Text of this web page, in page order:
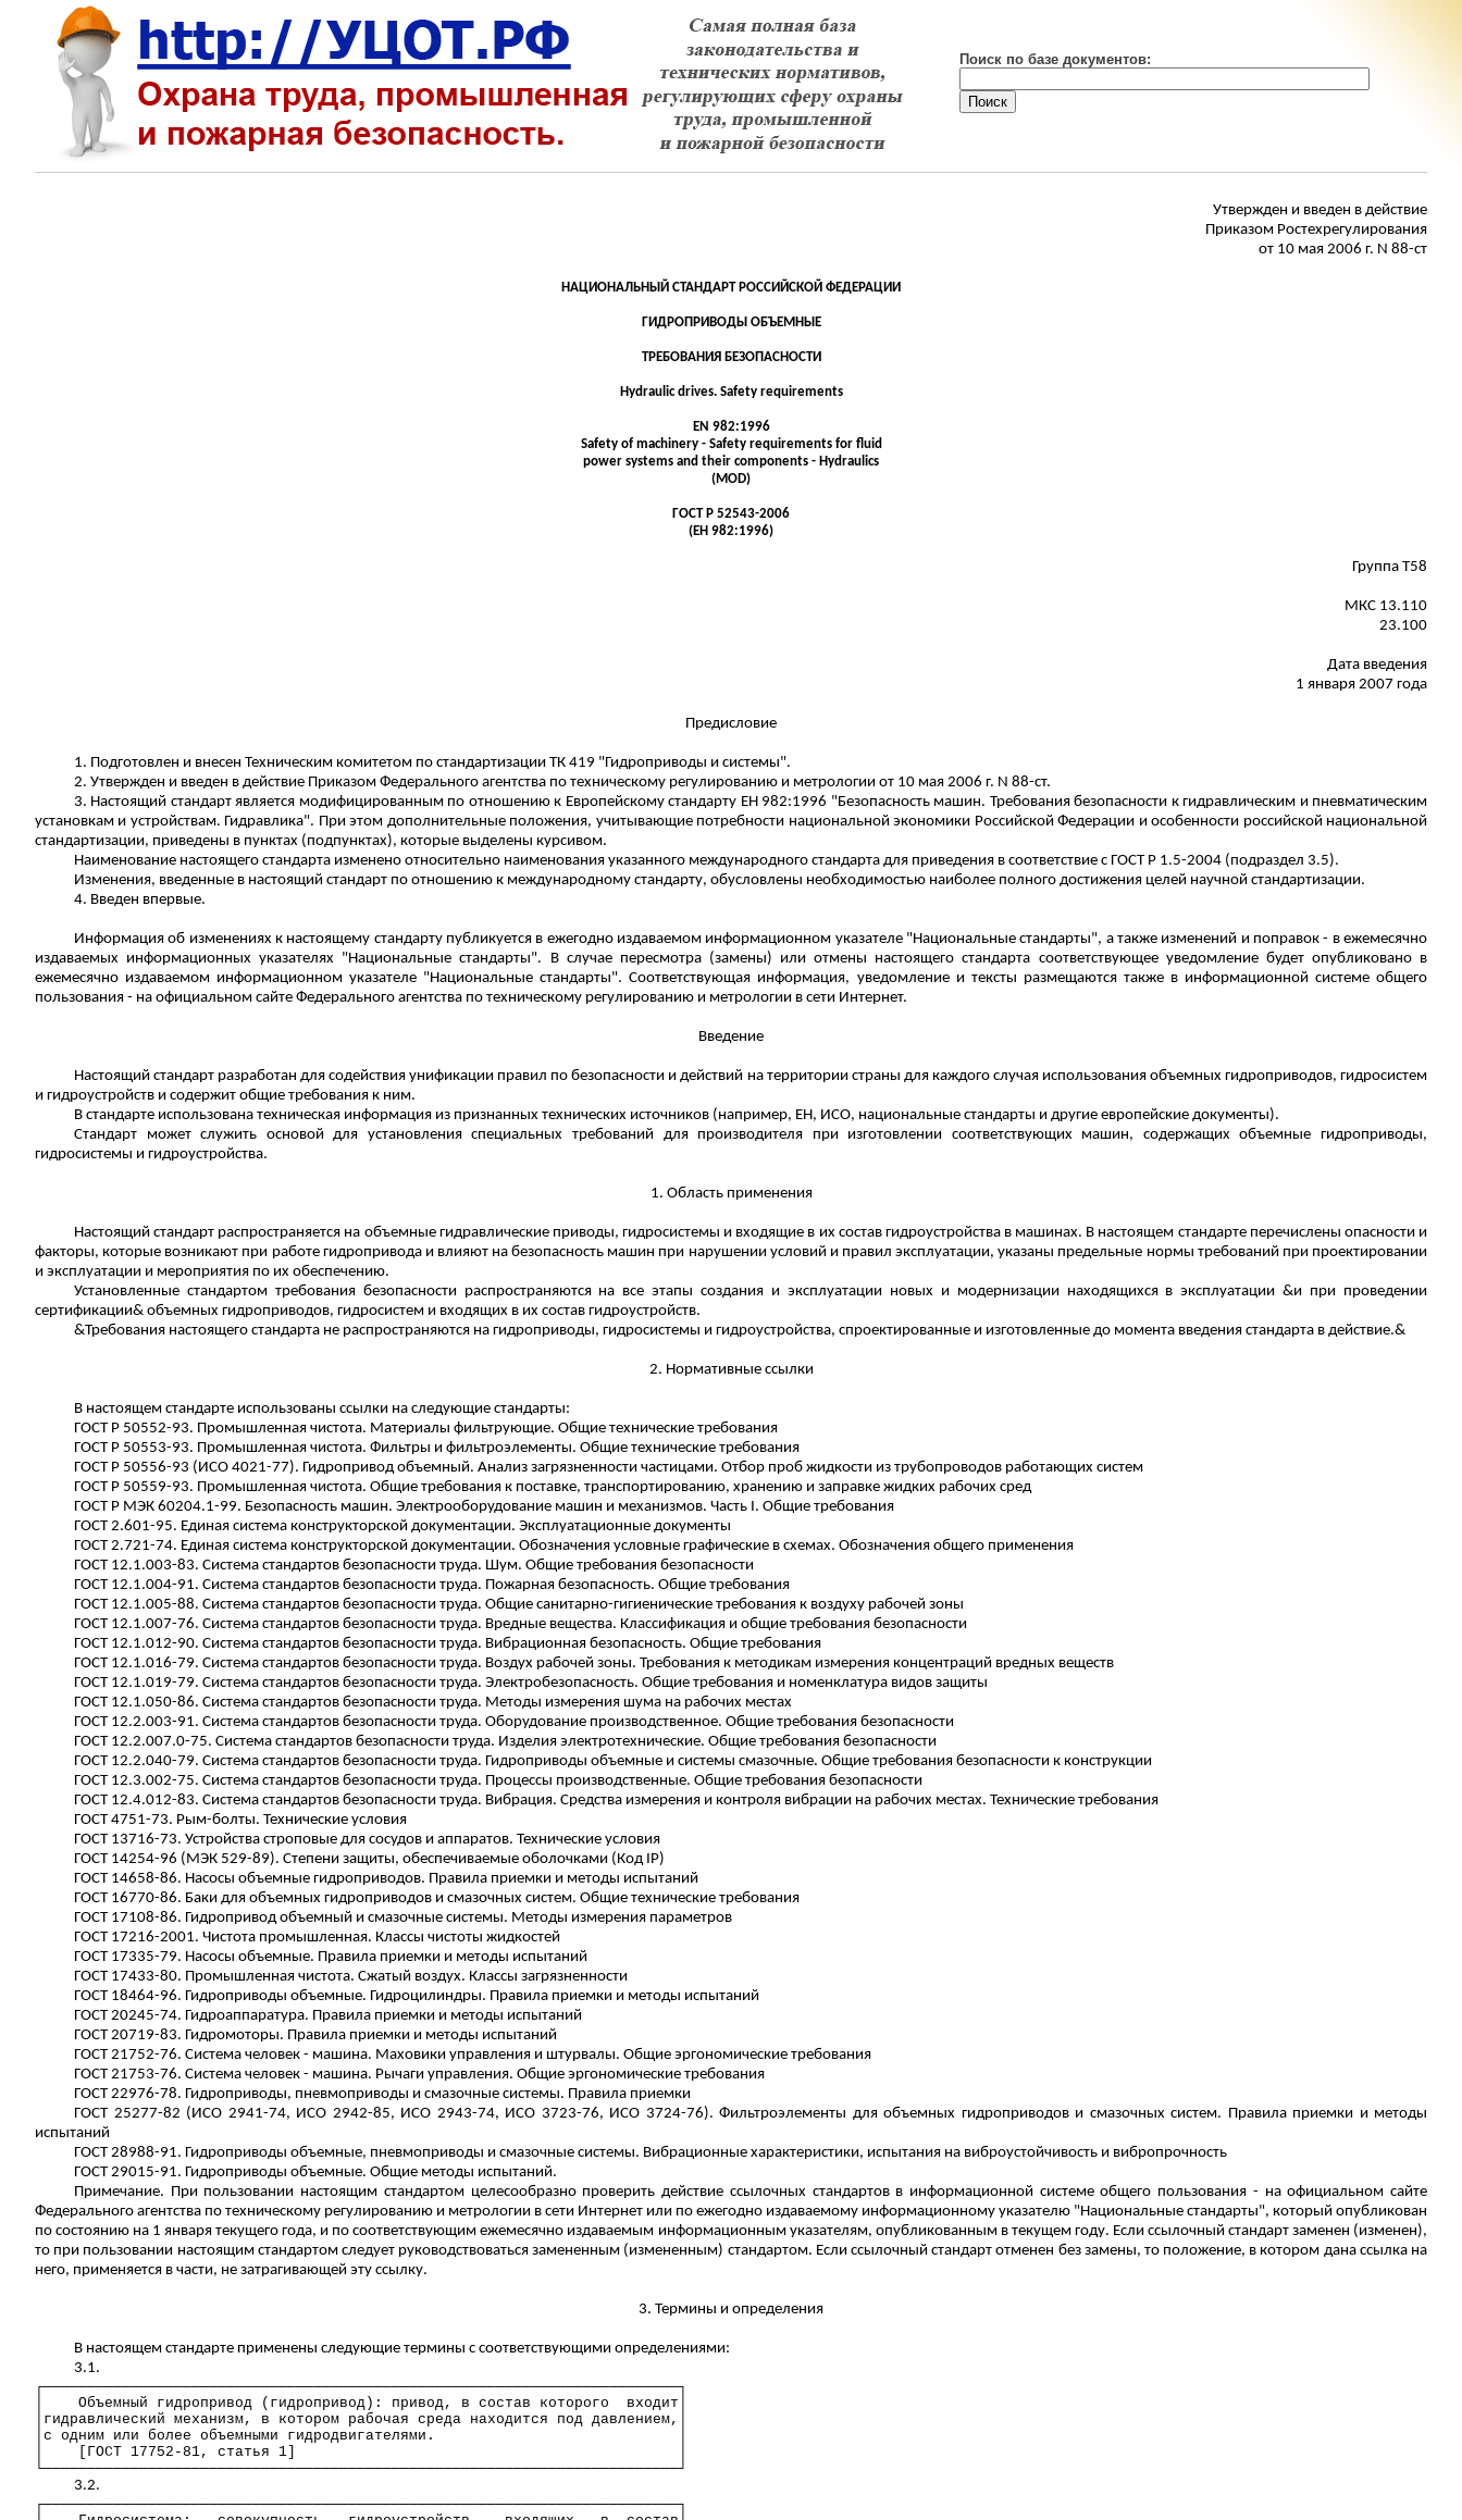
Поиск по базе документов:
Утвержден и введен в действие
Приказом Ростехрегулирования
от 10 мая 2006 г. N 88-ст
НАЦИОНАЛЬНЫЙ СТАНДАРТ РОССИЙСКОЙ ФЕДЕРАЦИИ
ГИДРОПРИВОДЫ ОБЪЕМНЫЕ
ТРЕБОВАНИЯ БЕЗОПАСНОСТИ
Hydraulic drives. Safety requirements
EN 982:1996
Safety of machinery - Safety requirements for fluid
power systems and their components - Hydraulics
(MOD)
ГОСТ Р 52543-2006
(ЕН 982:1996)
Группа Т58
МКС 13.110
23.100
Дата введения
1 января 2007 года
Предисловие
1. Подготовлен и внесен Техническим комитетом по стандартизации ТК 419 "Гидроприводы и системы".
2. Утвержден и введен в действие Приказом Федерального агентства по техническому регулированию и метрологии от 10 мая 2006 г. N 88-ст.
3. Настоящий стандарт является модифицированным по отношению к Европейскому стандарту ЕН 982:1996 "Безопасность машин. Требования безопасности к гидравлическим и пневматическим
установкам и устройствам. Гидравлика". При этом дополнительные положения, учитывающие потребности национальной экономики Российской Федерации и особенности российской национальной
стандартизации, приведены в пунктах (подпунктах), которые выделены курсивом.
Наименование настоящего стандарта изменено относительно наименования указанного международного стандарта для приведения в соответствие с ГОСТ Р 1.5-2004 (подраздел 3.5).
Изменения, введенные в настоящий стандарт по отношению к международному стандарту, обусловлены необходимостью наиболее полного достижения целей научной стандартизации.
4. Введен впервые.
Информация об изменениях к настоящему стандарту публикуется в ежегодно издаваемом информационном указателе "Национальные стандарты", а также изменений и поправок - в ежемесячно
издаваемых информационных указателях "Национальные стандарты". В случае пересмотра (замены) или отмены настоящего стандарта соответствующее уведомление будет опубликовано в
ежемесячно издаваемом информационном указателе "Национальные стандарты". Соответствующая информация, уведомление и тексты размещаются также в информационной системе общего
пользования - на официальном сайте Федерального агентства по техническому регулированию и метрологии в сети Интернет.
Введение
Настоящий стандарт разработан для содействия унификации правил по безопасности и действий на территории страны для каждого случая использования объемных гидроприводов, гидросистем
и гидроустройств и содержит общие требования к ним.
В стандарте использована техническая информация из признанных технических источников (например, ЕН, ИСО, национальные стандарты и другие европейские документы).
Стандарт может служить основой для установления специальных требований для производителя при изготовлении соответствующих машин, содержащих объемные гидроприводы,
гидросистемы и гидроустройства.
1. Область применения
Настоящий стандарт распространяется на объемные гидравлические приводы, гидросистемы и входящие в их состав гидроустройствав машинах. В настоящем стандарте перечислены опасности и
факторы, которые возникают при работе гидропривода и влияют на безопасность машин при нарушении условий и правил эксплуатации, указаны предельные нормы требований при проектировании
и эксплуатации и мероприятия по их обеспечению.
Установленные стандартом требования безопасности распространяются на все этапы создания и эксплуатации новых и модернизации находящихся в эксплуатации &и при проведении
сертификации& объемных гидроприводов, гидросистем и входящих в их состав гидроустройств.
&Требования настоящего стандарта не распространяются на гидроприводы, гидросистемы и гидроустройства, спроектированные и изготовленные до момента введения стандарта в действие.&
2. Нормативные ссылки
В настоящем стандарте использованы ссылки на следующие стандарты:
ГОСТ Р 50552-93. Промышленная чистота. Материалы фильтрующие. Общие технические требования
ГОСТ Р 50553-93. Промышленная чистота. Фильтры и фильтроэлементы. Общие технические требования
ГОСТ Р 50556-93 (ИСО 4021-77). Гидропривод объемный. Анализ загрязненности частицами. Отбор проб жидкости из трубопроводов работающих систем
ГОСТ Р 50559-93. Промышленная чистота. Общие требования к поставке, транспортированию, хранению и заправке жидких рабочих сред
ГОСТ Р МЭК 60204.1-99. Безопасность машин. Электрооборудование машин и механизмов. Часть I. Общие требования
ГОСТ 2.601-95. Единая система конструкторской документации. Эксплуатационные документы
ГОСТ 2.721-74. Единая система конструкторской документации. Обозначения условные графические в схемах. Обозначения общего применения
ГОСТ 12.1.003-83. Система стандартов безопасности труда. Шум. Общие требования безопасности
ГОСТ 12.1.004-91. Система стандартов безопасности труда. Пожарная безопасность. Общие требования
ГОСТ 12.1.005-88. Система стандартов безопасности труда. Общие санитарно-гигиенические требования к воздуху рабочей зоны
ГОСТ 12.1.007-76. Система стандартов безопасности труда. Вредные вещества. Классификация и общие требования безопасности
ГОСТ 12.1.012-90. Система стандартов безопасности труда. Вибрационная безопасность. Общие требования
ГОСТ 12.1.016-79. Система стандартов безопасности труда. Воздух рабочей зоны. Требования к методикам измерения концентраций вредных веществ
ГОСТ 12.1.019-79. Система стандартов безопасности труда. Электробезопасность. Общие требования и номенклатура видов защиты
ГОСТ 12.1.050-86. Система стандартов безопасности труда. Методы измерения шума на рабочих местах
ГОСТ 12.2.003-91. Система стандартов безопасности труда. Оборудование производственное. Общие требования безопасности
ГОСТ 12.2.007.0-75. Система стандартов безопасности труда. Изделия электротехнические. Общие требования безопасности
ГОСТ 12.2.040-79. Система стандартов безопасности труда. Гидроприводы объемные и системы смазочные. Общие требования безопасности к конструкции
ГОСТ 12.3.002-75. Система стандартов безопасности труда. Процессы производственные. Общие требования безопасности
ГОСТ 12.4.012-83. Система стандартов безопасности труда. Вибрация. Средства измерения и контроля вибрации на рабочих местах. Технические требования
ГОСТ 4751-73. Рым-болты. Технические условия
ГОСТ 13716-73. Устройства строповые для сосудов и аппаратов. Технические условия
ГОСТ 14254-96 (МЭК 529-89). Степени защиты, обеспечиваемые оболочками (Код IP)
ГОСТ 14658-86. Насосы объемные гидроприводов. Правила приемки и методы испытаний
ГОСТ 16770-86. Баки для объемных гидроприводов и смазочных систем. Общие технические требования
ГОСТ 17108-86. Гидропривод объемный и смазочные системы. Методы измерения параметров
ГОСТ 17216-2001. Чистота промышленная. Классы чистоты жидкостей
ГОСТ 17335-79. Насосы объемные. Правила приемки и методы испытаний
ГОСТ 17433-80. Промышленная чистота. Сжатый воздух. Классы загрязненности
ГОСТ 18464-96. Гидроприводы объемные. Гидроцилиндры. Правила приемки и методы испытаний
ГОСТ 20245-74. Гидроаппаратура. Правила приемки и методы испытаний
ГОСТ 20719-83. Гидромоторы. Правила приемки и методы испытаний
ГОСТ 21752-76. Система человек - машина. Маховики управления и штурвалы. Общие эргономические требования
ГОСТ 21753-76. Система человек - машина. Рычаги управления. Общие эргономические требования
ГОСТ 22976-78. Гидроприводы, пневмоприводы и смазочные системы. Правила приемки
ГОСТ 25277-82 (ИСО 2941-74, ИСО 2942-85, ИСО 2943-74, ИСО 3723-76, ИСО 3724-76). Фильтроэлементы для объемных гидроприводов и смазочных систем. Правила приемки и методы
испытаний
ГОСТ 28988-91. Гидроприводы объемные, пневмоприводы и смазочные системы. Вибрационные характеристики, испытания на виброустойчивость и вибропрочность
ГОСТ 29015-91. Гидроприводы объемные. Общие методы испытаний.
Примечание. При пользовании настоящим стандартом целесообразно проверить действие ссылочных стандартов в информационной системе общего пользования - на официальном сайте
Федерального агентства по техническому регулированию и метрологии в сети Интернет или по ежегодно издаваемому информационному указателю "Национальные стандарты", который опубликован
по состоянию на 1 января текущего года, и по соответствующим ежемесячно издаваемым информационным указателям, опубликованным в текущем году. Если ссылочный стандарт заменен (изменен),
то при пользовании настоящим стандартом следует руководствоваться замененным (измененным) стандартом. Если ссылочный стандарт отменен без замены, то положение, в котором дана ссылка на
него, применяется в части, не затрагивающей эту ссылку.
3. Термины и определения
В настоящем стандарте применены следующие термины с соответствующими определениями:
3.1.
┌─────────────────────────────────────────────────────────────────────────┐
Объемный гидропривод (гидропривод): привод, в состав которого
входит│
│гидравлический механизм, в котором рабочая среда находится под давлением,│
│с одним или более объемными гидродвигателями .
[ГОСТ 17752-81, статья 1]
└─────────────────────────────────────────────────────────────────────────┘
3.2.
┌─────────────────────────────────────────────────────────────────────────┐